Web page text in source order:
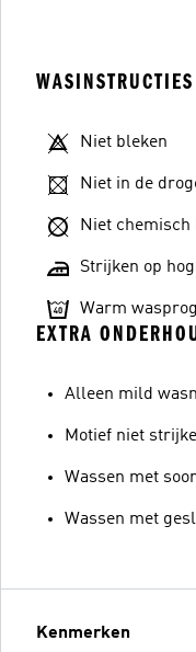
WASINSTRUCTIES
Niet bleken
Niet in de
Niet
Strijken op
Warm
EXTRA
Alleen mild
Motief niet
Wassen met
Wassen met
Kenmerken